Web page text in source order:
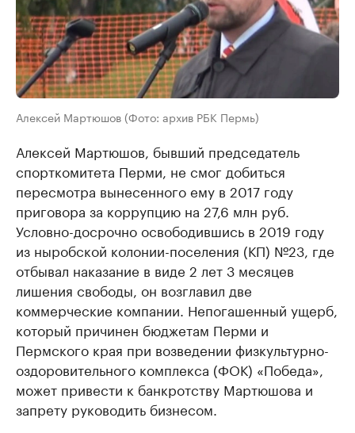
Алексей Мартюшов (Фото: архив РБК Пермь)
Алексей Мартюшов, бывший председатель
спорткомитета Перми, не смог добиться
пересмотра вынесенного ему в 2017 году
приговора за коррупцию на 27,6 млн руб.
Условно-досрочно освободившись в 2019 году
из ныробской колонии-поселения (КП) №23, где
отбывал наказание в виде 2 лет 3 месяцев
лишения свободы, он возглавил две
коммерческие компании. Непогашенный ущерб,
который причинен бюджетам Перми и
Пермского края при возведении физкультурно-
оздоровительного комплекса (ФОК) «Победа»,
может привести к банкротству Мартюшова и
запрету руководить бизнесом.